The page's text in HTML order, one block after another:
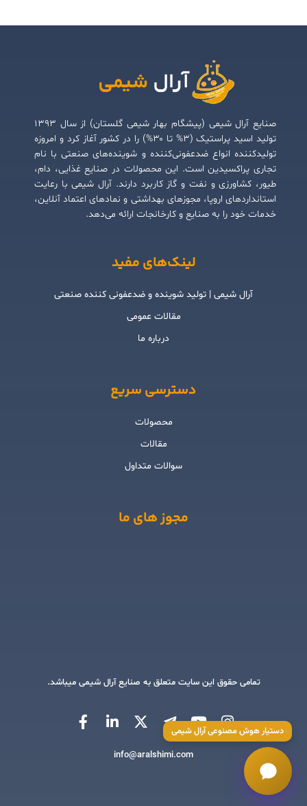
صنایع آرال شیمی (پیشگام بهار شیمی گلستان) از سال ۱۳۹۳
تولید اسید پراستیک (۳% تا ۳۰%) را در کشور آغاز کرد و امروزه
تولیدکننده انواع ضدعفونی‌کننده و شوینده‌های صنعتی با نام
تجاری پراکسیدین است. این محصولات در صنایع غذایی، دام،
طیور، کشاورزی و نفت و گاز کاربرد دارند. آرال شیمی با رعایت
استانداردهای اروپا، مجوزهای بهداشتی و نمادهای اعتماد آنلاین،
خدمات خود را به صنایع و کارخانجات ارائه می‌دهد.
لینک‌های مفید
آرال شیمی | تولید شوینده و ضدعفونی کننده صنعتی
مقالات عمومی
درباره ما
دسترسی سریع
محصولات
مقالات
سوالات متداول
مجوز های ما
تمامی حقوق این سایت متعلق به صنایع آرال شیمی میباشد.
info@aralshimi.com
دستیار هوش مصنوعی آرال شیمی